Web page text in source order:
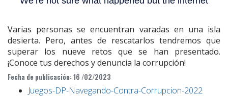
Varias personas se encuentran varadas en una isla
desierta. Pero, antes de rescatarlos tendremos que
superar los nueve retos que se han presentado.
¡Conoce tus derechos y denuncia la corrupción!
Fecha de publicación: 16 /02/2023
Juegos-DP-Navegando-Contra-Corrupcion-2022